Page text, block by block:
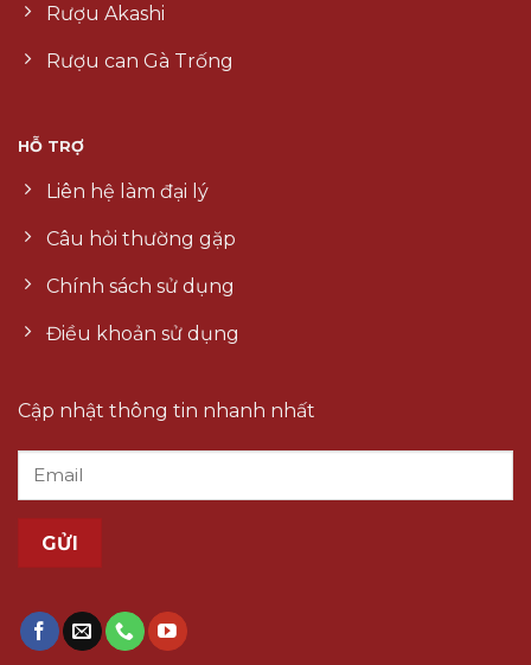
Rượu Akashi
Rượu can Gà Trống
HỖ TRỢ
Liên hệ làm đại lý
Câu hỏi thường gặp
Chính sách sử dụng
Điều khoản sử dụng
Cập nhật thông tin nhanh nhất